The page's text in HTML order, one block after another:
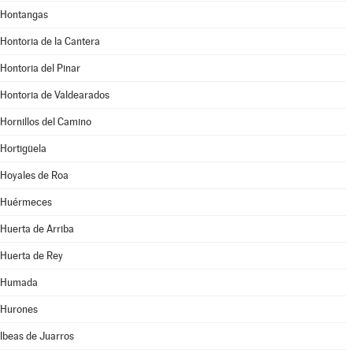
Hontangas
Hontoria de la Cantera
Hontoria del Pinar
Hontoria de Valdearados
Hornillos del Camino
Hortigüela
Hoyales de Roa
Huérmeces
Huerta de Arriba
Huerta de Rey
Humada
Hurones
Ibeas de Juarros